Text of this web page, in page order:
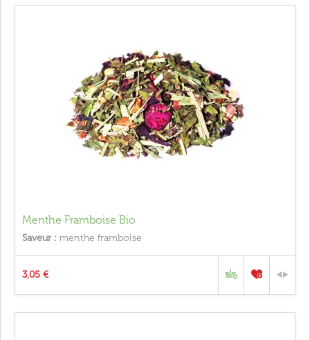
Menthe Framboise Bio
Saveur : menthe framboise
3,05 €